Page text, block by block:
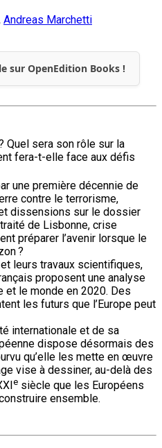
Andreas Marchetti
sur OpenEdition Books !
Quel sera son rôle sur la
fera-t-elle face aux défis
une première décennie de
contre le terrorisme,
dissensions sur le dossier
de Lisbonne, crise
préparer l’avenir lorsque le
?
leurs travaux scientifiques,
proposent une analyse
et le monde en 2020. Des
les futurs que l’Europe peut
internationale et de sa
dispose désormais des
qu’elle les mette en œuvre
vise à dessiner, au-delà des
e siècle que les Européens
ensemble.